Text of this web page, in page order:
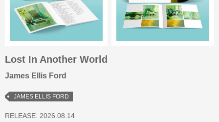
Lost In Another World
James Ellis Ford
JAMES ELLIS FORD
RELEASE: 2026.08.14